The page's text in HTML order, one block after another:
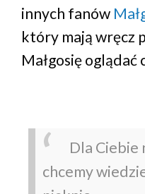
innych fanów
który mają wręcz
Małgosię oglądać
Dla Ciebie
chcemy